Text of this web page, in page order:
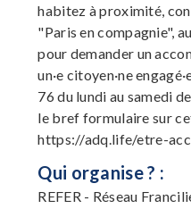
habitez à proximité,
"Paris en compagnie",
pour demander un
un·e citoyen·ne
76 du lundi au samedi
le bref formulaire sur
https://adq.life/etre-
Qui organise ? :
REFER - Réseau